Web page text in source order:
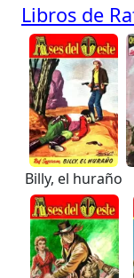
Libros de
Billy, el huraño